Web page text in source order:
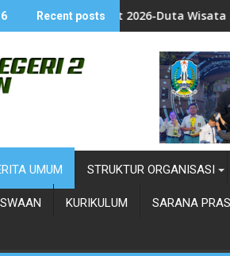
Recent posts
2026-Duta Wisata Kab. Tuban
UMUM STRUKTUR ORGANISASI
KURIKULUM SARANA